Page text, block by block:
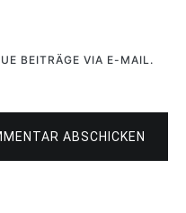
BEITRÄGE VIA E-MAIL.
ABSCHICKEN